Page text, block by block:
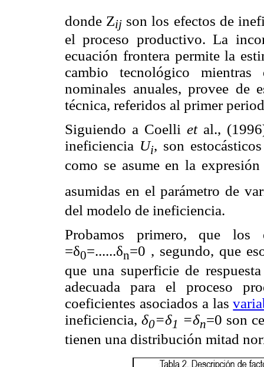
donde Zij son los efectos de
el proceso productivo. La
ecuación frontera permite la
cambio tecnológico
nominales anuales, provee de
técnica, referidos al primer
Siguiendo a Coelli et al.,
ineficiencia Ui, son
como se asume en la
asumidas en el parámetro de
del modelo de ineficiencia.
Probamos primero, que
=δ0=......δn=0 , segundo, que
que una superficie de
adecuada para el proceso
coeficientes asociados a las
ineficiencia,δ0=δ1 =δn=0 son
tienen una distribución mitad